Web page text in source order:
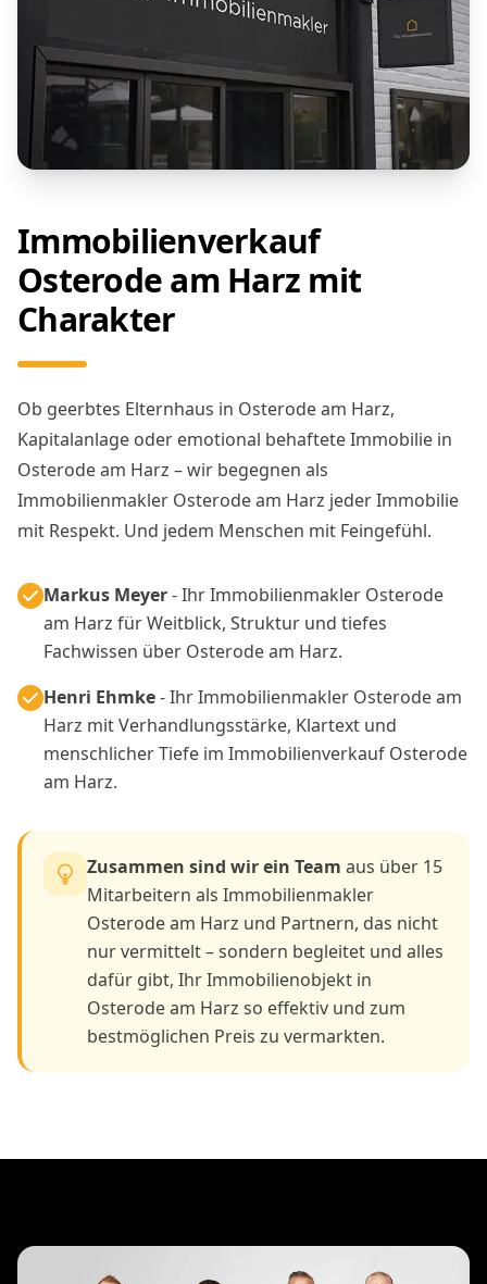
Immobilienverkauf
Osterode am Harz mit
Charakter
Ob geerbtes Elternhaus in Osterode am Harz,
Kapitalanlage oder emotional behaftete Immobilie in
Osterode am Harz – wir begegnen als
Immobilienmakler Osterode am Harz jeder Immobilie
mit Respekt. Und jedem Menschen mit Feingefühl.
Markus Meyer- Ihr Immobilienmakler Osterode
am Harz für Weitblick, Struktur und tiefes
Fachwissen über Osterode am Harz.
Henri Ehmke- Ihr Immobilienmakler Osterode am
Harz mit Verhandlungsstärke, Klartext und
menschlicher Tiefe im Immobilienverkauf Osterode
am Harz.
Zusammen sind wir ein Team aus über 15
Mitarbeitern als Immobilienmakler
Osterode am Harz und Partnern, das nicht
nur vermittelt – sondern begleitet und alles
dafür gibt, Ihr Immobilienobjekt in
Osterode am Harz so effektiv und zum
bestmöglichen Preis zu vermarkten.